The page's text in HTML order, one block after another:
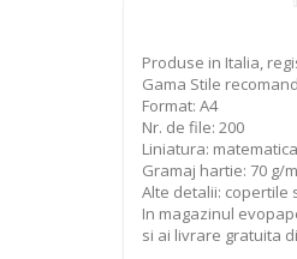
Produse in Italia,
Gama Stile
Format: A4
Nr. de file: 200
Liniatura: matematica
Gramaj hartie: 70 g/
Alte detalii: copertile
In magazinul
si ai livrare gratuita